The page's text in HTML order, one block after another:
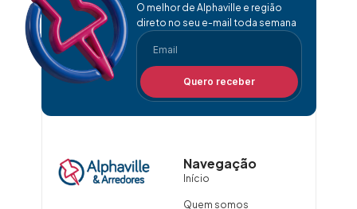
O melhor de Alphaville e região
direto no seu e-mail toda semana
Quero receber
Navegação
Início
Quem somos